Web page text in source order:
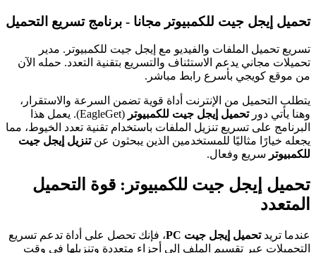
تحميل إيجل جيت للكمبيوتر مجانا - برنامج تسريع التحميل
تسريع تحميل الملفات والفيديو مع إيجل جيت للكمبيوتر. مدير
تحميلات مجاني يدعم الاستئناف والتسريع بتقنية التعدد. حمله الآن
من موقع كويجي بأسرع رابط مباشر.
يتطلب التحميل من الإنترنت أداة قوية تضمن السرعة والاستقرار،
وهنا يأتي دورتحميل إيجل جيت للكمبيوتر
(EagleGet). يعمل هذا
البرنامج على تسريع تنزيل الملفات باستخدام تقنية تعدد الخيوط، مما
يجعله خيارًا مثاليًا للمستخدمين الذين يبحثون عنتنزيل إيجل جيت
للكمبيوتر سريع وفعال.
تحميل إيجل جيت للكمبيوتر: قوة التحميل
المتعدد
عندما تريدتحميل إيجل جيت PC
، فإنك تحصل على أداة تدعم تسريع
التحميلات عبر تقسيم الملف إلى أجزاء متعددة وتنزيلها في وقت